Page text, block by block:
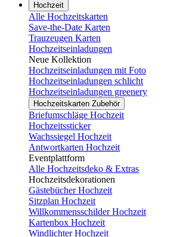
Hochzeit
Alle Hochzeitskarten
Save-the-Date Karten
Trauzeugen Karten
Hochzeitseinladungen
Neue Kollektion
Hochzeitseinladungen mit Foto
Hochzeitseinladungen schlicht
Hochzeitseinladungen greenery
Hochzeitskarten Zubehör
Briefumschläge Hochzeit
Hochzeitssticker
Wachssiegel Hochzeit
Antwortkarten Hochzeit
Eventplattform
Alle Hochzeitsdeko & Extras
Hochzeitsdekorationen
Gästebücher Hochzeit
Sitzplan Hochzeit
Willkommensschilder Hochzeit
Kartenbox Hochzeit
Windlichter Hochzeit